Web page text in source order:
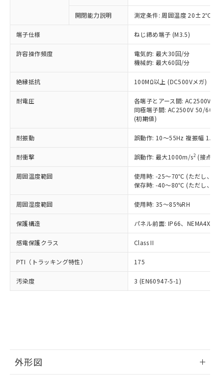
開閉能力説明 測定条件: 周囲温度 20±2℃、
端子仕様 ねじ締め端子 (M3.5)
許容操作頻度
電気的: 最大30回/分
機械的: 最大60回/分
絶縁抵抗 100MΩ以上 (DC500Vメガ)
耐電圧
各端子とアース間: AC2500V
同極端子間: AC2500V 50/
(初期値)
耐振動 誤動作: 10～55Hz 複振幅
耐衝撃 誤動作: 最大1000m/s2 (接点
周囲温度範囲
使用時: -25～70℃ (ただし、氷
保存時: -40～80℃ (ただし、氷
周囲湿度範囲 使用時: 35～85%RH
保護構造 パネル前面: IP66、NEMA4X,
感電保護クラス Class II
PTI（トラッキング特性） 175
汚染度 3 (EN60947-5-1)
外形図
以下の条件をお読みいただき、同意のうえ
本サービスは、当社制御機器事業取扱
商品の当社在庫状況および標準価格
(税抜)を提供させていただくもので
当社制御機器事業取扱商品の中には、
本サービスの対象外となる商品もある
ことをご了承ください。
在庫状況および標準価格照会結果は、
記載している更新日時点での社内デー
タに基づき作成されるものであり、閲
覧された時点での実際の在庫および標
準価格とは異なる場合があることをご
正式な納期状況および標準価格はお客
様のお取引先、またはお客様担当のオ
ムロン制御機器販売店・当社販売員に
オムロン制御機器販売店や当社販売拠
販売ネットワーク
」をご確認
ください。
在庫状況および標準価格結果を当社の
事前の承諾なく第三者に漏洩または開
示しないようお願いします。
マイパーツ機能（部品リスト作成サー
および当社の共同利用者が、当社の製
対応予定なし：EU RoHS指令（10物質）の
定はありません。
調査・確認中：EU RoHS指令（10物質）の
非含有の対応状況を調査中または確認中の
非該当品：ライセンス料など無形物で、有
害物質有無と関係のない商品です。
仕入先様の事情により、非含有部品として
いたものが、含有品と判明した場合などや
むを得ず変更することがあります。
鉛(Pb) 1000ppm以下、 水銀(Hg) 1000ppm以下、 カド
六価クロム(Cr(Ⅵ)) 1000ppm以下、ポリ臭化ビフェニル
類(PBB) 1000ppm以下、ポリ臭化ジフェニルエーテル類
(PBDE) 1000ppm以下、フタル酸ビス(2-エチルヘキシ
ル) (DEHP)(別名：DOP) 1000ppm以下、フタル酸ブチ
ルベンジル（BBP） 1000ppm以下、フタル酸ジブチル
（DBP） 1000ppm以下、フタル酸ジイソブチル
(DIBP) 1000ppm以下
但し、RoHS指令で産業用監視および制御機器に対する
フタル酸エステル類の４物質については閾値を超える意
図的な使用がないことを確認しています。
※2 対応予定月
部品在庫の切り替え状況などにより、予定
月が前後することがあります。
とができます。
※1 中国RoHS○×表
「○」：最大均質材料含有率が中国RoHSの
基準値以下であることを示します。
「×」：最大均質材料含有率が中国RoHSの
基準値を超えていることを示します。
「－」：未確認です。当社販売部門へお問
Cr(Ⅵ)(六価クロム) : 1000ppm、 PBBs(ポリ臭化ビフェ
ニル類) : 1000ppm、 PBDEs(ポリ臭化ジフェニルエーテ
ル類) : 1000ppm、
DBP(フタル酸ジブチル) : 1000ppm、 DIBP(フタル酸ジ
イソブチル) : 1000ppm、 BBP(フタル酸ブチルベンジ
ル) : 1000ppm、
※2 環境保護使用期限
「ｅ」：有害物質（10物質）のすべてが基
準値以下であることを示します。
「10」：通常の使用状況下において有害物
質が外部に漏えいし、環境に深刻な影響を
当社は、これら貴社製品のうち、外国
為替および外国貿易法に定める商品
（以下｢規制貨物等」という）を輸出
または国外への提供する場合は、日本
国政府の輸出許可(または役務取引許
可)を取得するなどの必要な手続きを
当社は規制貨物を破棄する場合は、完
全に破砕するなど、違法に輸出されな
いよう必要な手段を講じます。
当社は貴社製品を、核兵器、ミサイ
ル、化学兵器、生物兵器またはその他
武器並びにこれらの製造装置等に一切
使用いたしません。
当社は、貴社製品を第三者に販売する
場合は、上記1、2および3の内容を当
該第三者に通知します。また当社は、
販売先および販売に係わる関係者が違
法に輸出するおそれがある場合は、取
○ 一定数以上の在庫あり
一定数には満たないが在庫あり
在庫なし(最新の在庫状況につ
いては、お客様のお取引先、ま
たはお客様担当のオムロン制御
機器販売店・当社販売員にご確
認ください)
受注生産機種、また在庫状況の